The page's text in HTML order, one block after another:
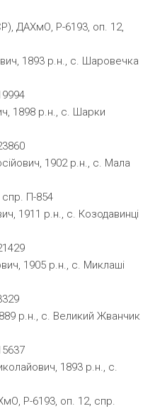
ДАХмО, Р-6193, оп. 12,
1893 р.н., с. Шаровечка
1898 р.н., с. Шарки
1902 р.н., с. Мала
П-854
1911 р.н., с. Козодавинці
1905 р.н., с. Миклаші
р.н., с. Великий Жванчик
1893 р.н., с.
Р-6193, оп. 12, спр.